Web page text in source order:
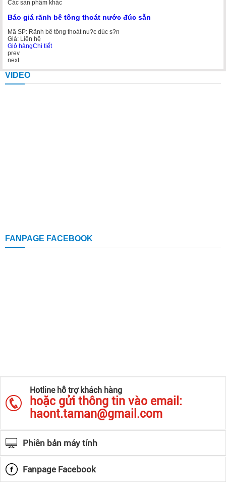
Các sản phẩm khác
Báo giá rãnh bê tông thoát nước đúc sẵn
Mã SP: Rãnh bê tông thoát nu?c dúc s?n
Giá: Liên hệ
Giỏ hàngChi tiết
prev
next
VIDEO
FANPAGE FACEBOOK
Hotline hỗ trợ khách hàng
hoặc gửi thông tin vào email:
haont.taman@gmail.com
Phiên bản máy tính
Fanpage Facebook